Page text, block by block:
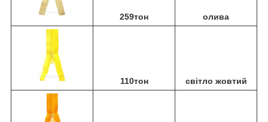
259тон олива
110тон світло жовтий